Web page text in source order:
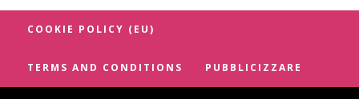
COOKIE POLICY (EU)
TERMS AND CONDITIONS PUBBLICIZZARE